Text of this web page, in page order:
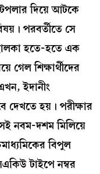
দিয়ে আটকে
পরবর্তীতে সে
হতে-হতে এক
গেল শিক্ষার্থীদের
ইদানীং
দেখতে হয়। পরীক্ষার
নবম-দশম মিলিয়ে
বিপুল
টাইপে নম্বর